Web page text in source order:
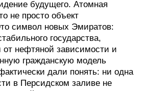
будущего. Атомная
не просто объект
символ новых Эмиратов:
государства,
от нефтяной зависимости и
гражданскую модель
дали понять: ни одна
в Персидском заливе не